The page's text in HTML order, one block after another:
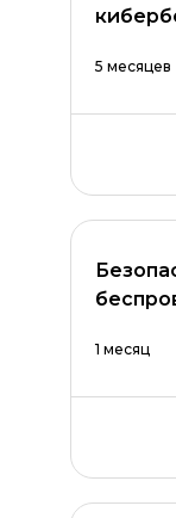
5 месяцев
1 месяц